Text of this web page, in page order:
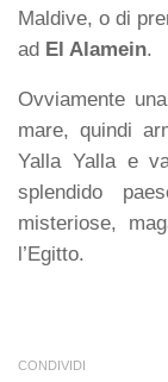
Maldive, o di
ad El Alamein.
Ovviamente
mare, quindi
Yalla Yalla e
splendido
misteriose,
l’Egitto.
CONDIVIDI